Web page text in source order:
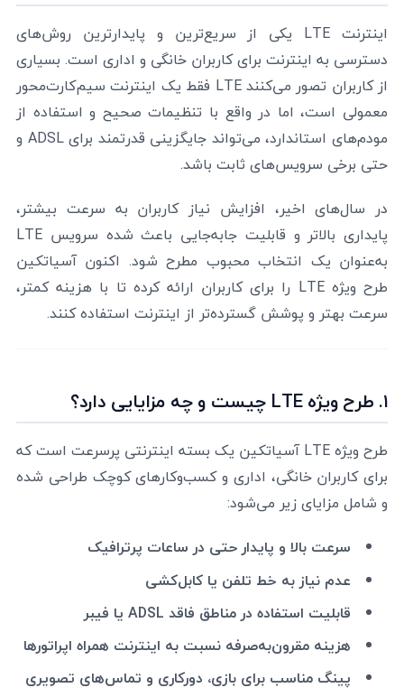
اینترنت LTE یکی از سریع‌ترین و پایدارترین روش‌های
دسترسی به اینترنت برای کاربران خانگی و اداری است. بسیاری
از کاربران تصور می‌کنند LTE فقط یک اینترنت سیم‌کارت‌محور
معمولی است، اما در واقع با تنظیمات صحیح و استفاده از
مودم‌های استاندارد، می‌تواند جایگزینی قدرتمند برای ADSL و
حتی برخی سرویس‌های ثابت باشد.
در سال‌های اخیر، افزایش نیاز کاربران به سرعت بیشتر،
پایداری بالاتر و قابلیت جابه‌جایی باعث شده سرویس LTE
به‌عنوان یک انتخاب محبوب مطرح شود. اکنون آسیاتکین
طرح ویژه LTE را برای کاربران ارائه کرده تا با هزینه کمتر،
سرعت بهتر و پوشش گسترده‌تر از اینترنت استفاده کنند.
۱. طرح ویژه LTE چیست و چه مزایایی دارد؟
طرح ویژه LTE آسیاتکین یک بسته اینترنتی پرسرعت است که
برای کاربران خانگی، اداری و کسب‌وکارهای کوچک طراحی شده
و شامل مزایای زیر می‌شود:
سرعت بالا و پایدار حتی در ساعات پرترافیک
عدم نیاز به خط تلفن یا کابل‌کشی
قابلیت استفاده در مناطق فاقد ADSL یا فیبر
هزینه مقرون‌به‌صرفه نسبت به اینترنت همراه اپراتورها
پینگ مناسب برای بازی، دورکاری و تماس‌های تصویری